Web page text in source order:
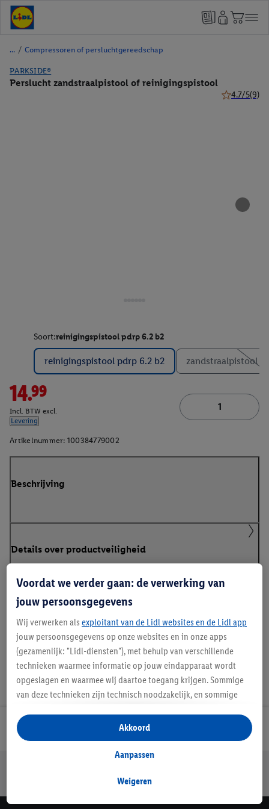
/ Compressoren of persluchtgereedschap
PARKSIDE®
Perslucht zandstraalpistool of reinigingspistool
4.7/5(9)
Soort:reinigingspistool pdrp 6.2 b2
reinigingspistool pdrp 6.2 b2 zandstraalpistool
14.99
Incl. BTW excl.
Levering
Artikelnummer: 100384779002
Beschrijving
Details over productveiligheid
Handleidingen en downloads
Lidl Nieuwsbrief
Veilig winkelen
Voordat we verder gaan: de verwerking van
jouw persoonsgegevens
Wij verwerken als exploitant van de Lidl websites en de Lidl app
jouw persoonsgegevens op onze websites en in onze apps
(gezamenlijk: "Lidl-diensten"), met behulp van verschillende
technieken waarmee informatie op jouw eindapparaat wordt
opgeslagen en waarmee wij daartoe toegang krijgen. Sommige
van deze technieken zijn technisch noodzakelijk, en sommige
opslaan van voorkeursinstellingen, het verzamelen en
analyseren van statistieken of voor het tonen van
gepersonaliseerde reclame binnen en buiten de Lidl-diensten.
gegevens over jouw aankoopgedrag in de winkel ook voor de
Weigeren
Aanpassen
Akkoord